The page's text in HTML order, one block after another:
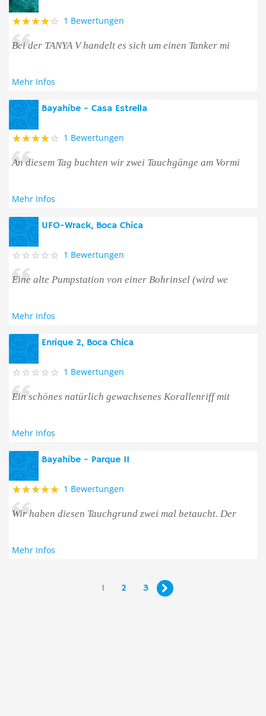
1 Bewertungen
Bei der TANYA V handelt es sich um einen Tanker mi
Mehr Infos
Bayahibe - Casa Estrella
1 Bewertungen
An diesem Tag buchten wir zwei Tauchgänge am Vormi
Mehr Infos
UFO-Wrack, Boca Chica
1 Bewertungen
Eine alte Pumpstation von einer Bohrinsel (wird we
Mehr Infos
Enrique 2, Boca Chica
1 Bewertungen
Ein schönes natürlich gewachsenes Korallenriff mit
Mehr Infos
Bayahibe - Parque II
1 Bewertungen
Wir haben diesen Tauchgrund zwei mal betaucht. Der
Mehr Infos
1 2 3 